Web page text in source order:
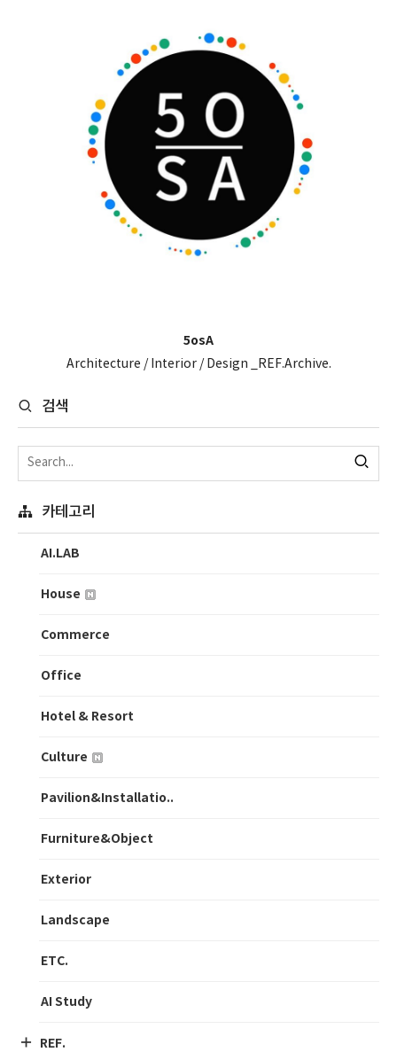
5osA
Architecture / Interior / Design _REF.Archive.
검색
카테고리
AI.LAB
House
Commerce
Office
Hotel & Resort
Culture
Pavilion&Installatio..
Furniture&Object
Exterior
Landscape
ETC.
AI Study
REF.